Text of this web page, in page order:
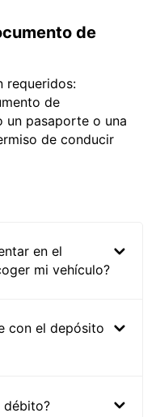
de
requeridos:
de
un pasaporte o una
de conducir
en el
mi vehículo?
con el depósito
débito?